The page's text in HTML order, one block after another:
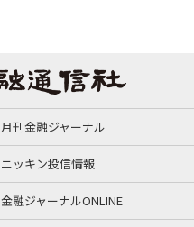
月刊金融ジャーナル
ニッキン投信情報
金融ジャーナルONLINE